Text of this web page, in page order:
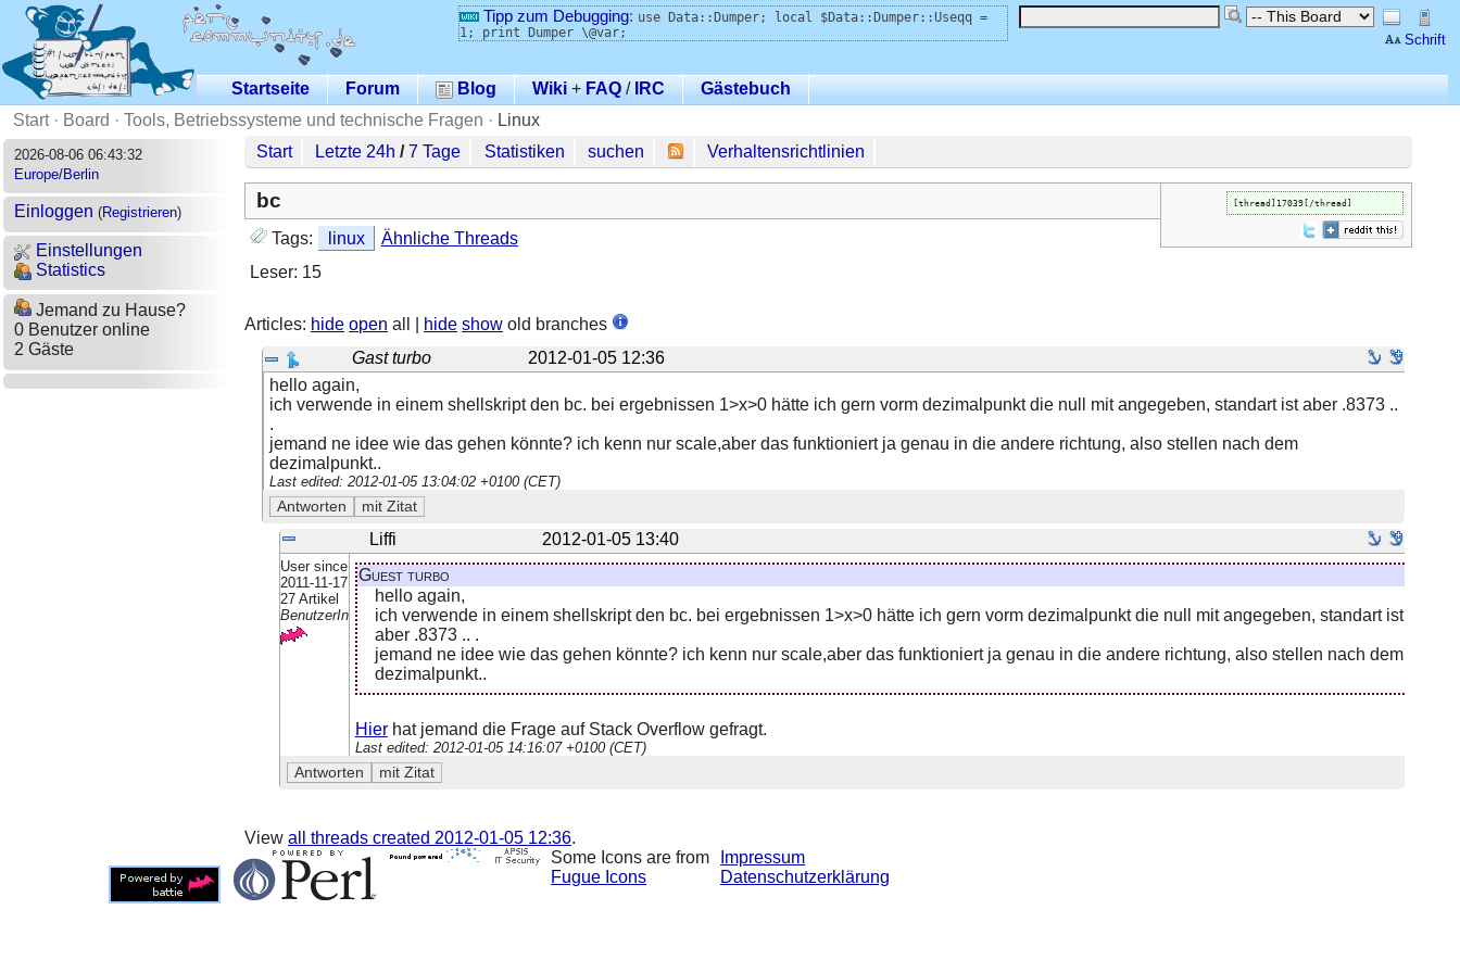
Schrift
Tipp zum Debugging: use Data::Dumper; local $Data::Dumper::Useqq =
1; print Dumper \@var;
Startseite Forum Blog Wiki+ FAQ /IRC
Gästebuch
Start· Board · Tools, Betriebssysteme und technische Fragen · Linux
2026-08-06 06:43:32
Europe/Berlin
Einloggen (Registrieren)
Einstellungen
Statistics
Jemand zu Hause?
0 Benutzer online
2 Gäste
Start Letzte 24h /7 Tage Statistiken suchen Verhaltensrichtlinien
[thread]17039[/thread]
bc
Tags: linux
Ähnliche Threads
Leser: 15
Articles: hide open all | hide show old branches
Gast turbo
2012-01-05 12:36
hello again,
ich verwende in einem shellskript den bc. bei ergebnissen 1>x>0 hätte ich gern vorm dezimalpunkt die null mit angegeben, standart ist aber .8373 ..
.
jemand ne idee wie das gehen könnte? ich kenn nur scale,aber das funktioniert ja genau in die andere richtung, also stellen nach dem
dezimalpunkt..
Last edited: 2012-01-05 13:04:02 +0100 (CET)
Liffi 2012-01-05 13:40
User since
2011-11-17
27 Artikel
BenutzerIn
Guest turbo
hello again,
ich verwende in einem shellskript den bc. bei ergebnissen 1>x>0 hätte ich gern vorm dezimalpunkt die null mit angegeben, standart ist
aber .8373 .. .
jemand ne idee wie das gehen könnte? ich kenn nur scale,aber das funktioniert ja genau in die andere richtung, also stellen nach dem
dezimalpunkt..
Hierhat jemand die Frage auf Stack Overflow gefragt.
Last edited: 2012-01-05 14:16:07 +0100 (CET)
Viewall threads created 2012-01-05 12:36.
Some Icons are from
Fugue Icons
Impressum
Datenschutzerklärung